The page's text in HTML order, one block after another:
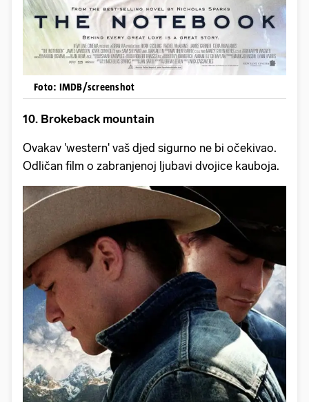
Foto: IMDB/screenshot
10. Brokeback mountain
Ovakav 'western' vaš djed sigurno ne bi očekivao.
Odličan film o zabranjenoj ljubavi dvojice kauboja.